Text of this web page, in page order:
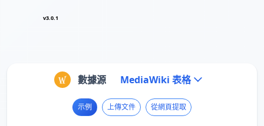
v3.0.1
數據源 MediaWiki 表格
示例 上傳文件 從網頁提取